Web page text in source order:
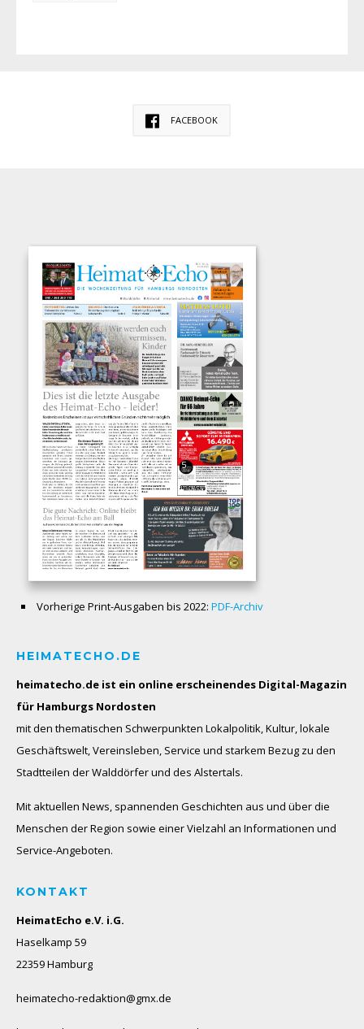
FACEBOOK
Vorherige Print-Ausgaben bis 2022: PDF-Archiv
HEIMATECHO.DE
heimatecho.de ist ein online erscheinendes Digital-Magazin
für Hamburgs Nordosten
mit den thematischen Schwerpunkten Lokalpolitik, Kultur, lokale
Geschäftswelt, Vereinsleben, Service und starkem Bezug zu den
Stadtteilen der Walddörfer und des Alstertals.
Mit aktuellen News, spannenden Geschichten aus und über die
Menschen der Region sowie einer Vielzahl an Informationen und
Service-Angeboten.
KONTAKT
HeimatEcho e.V. i.G.
Haselkamp 59
22359 Hamburg
heimatecho-redaktion@gmx.de